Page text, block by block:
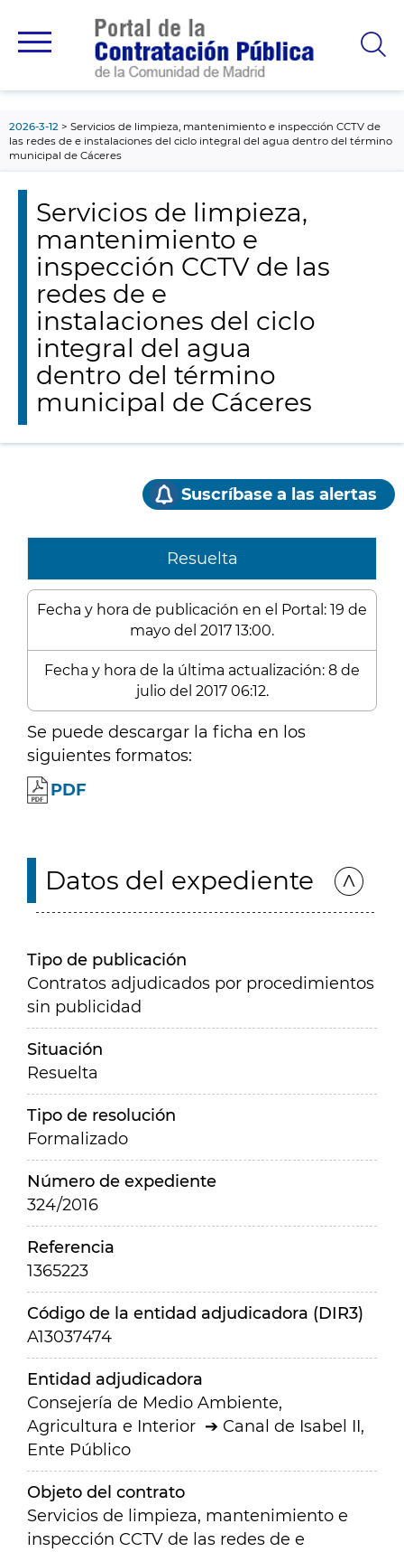
principal
2026-3-12
Servicios de limpieza, mantenimiento e inspección CCTV de
las redes de e instalaciones del ciclo integral del agua dentro del término
municipal de Cáceres
Servicios de limpieza,
mantenimiento e
inspección CCTV de las
redes de e
instalaciones del ciclo
integral del agua
dentro del término
municipal de Cáceres
Suscríbase a las alertas
Resuelta
Fecha y hora de publicación en el Portal: 19 de
mayo del 2017 13:00.
Fecha y hora de la última actualización: 8 de
julio del 2017 06:12.
Se puede descargar la ficha en los
siguientes formatos:
PDF
Datos del expediente
Tipo de publicación
Contratos adjudicados por procedimientos
sin publicidad
Situación
Resuelta
Tipo de resolución
Formalizado
Número de expediente
324/2016
Referencia
1365223
Código de la entidad adjudicadora (DIR3)
A13037474
Entidad adjudicadora
Consejería de Medio Ambiente,
Agricultura e Interior
Canal de Isabel II,
Ente Público
Objeto del contrato
Servicios de limpieza, mantenimiento e
inspección CCTV de las redes de e